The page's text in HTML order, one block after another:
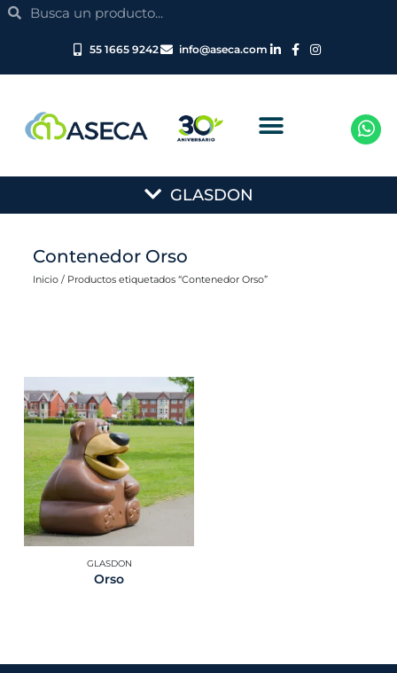
SearchSearch
55 1665 9242 info@aseca.com
Main
Menu
GLASDON
Contenedor Orso
Inicio / Productos etiquetados “Contenedor Orso”
GLASDON
Orso